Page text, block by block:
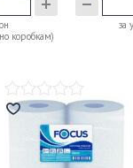
коробкам)
за